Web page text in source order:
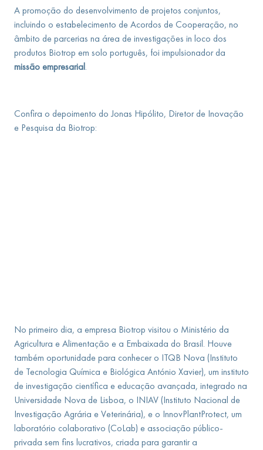
A promoção do desenvolvimento de projetos conjuntos,
incluindo o estabelecimento de Acordos de Cooperação, no
âmbito de parcerias na área de investigações in loco dos
produtos Biotrop em solo português, foi impulsionador da
missão empresarial.
Confira o depoimento do Jonas Hipólito, Diretor de Inovação
e Pesquisa da Biotrop:
No primeiro dia, a empresa Biotrop visitou o Ministério da
Agricultura e Alimentação e a Embaixada do Brasil. Houve
também oportunidade para conhecer o ITQB Nova (Instituto
de Tecnologia Química e Biológica António Xavier), um instituto
de investigação científica e educação avançada, integrado na
Universidade Nova de Lisboa, o INIAV (Instituto Nacional de
Investigação Agrária e Veterinária), e o InnovPlantProtect, um
laboratório colaborativo (CoLab) e associação público-
privada sem fins lucrativos, criada para garantir a